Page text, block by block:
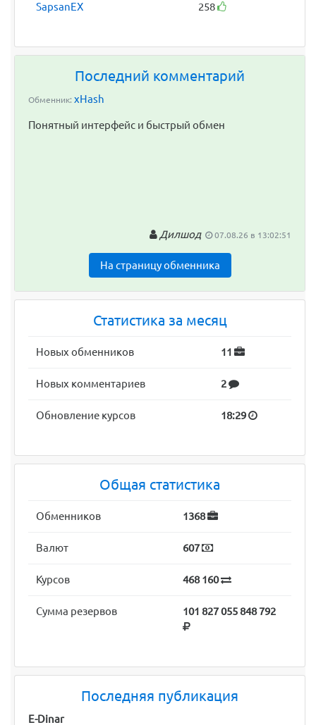
SapsanEX 258
Последний комментарий
Обменник: xHash
Понятный интерфейс и быстрый обмен
Дилшод 07.08.26 в 13:02:51
На страницу обменника
Статистика за месяц
Новых обменников 11
Новых комментариев 2
Обновление курсов 18:29
Общая статистика
Обменников 1368
Валют 607
Курсов 468 160
Сумма резервов 101 827 055 848 792
Последняя публикация
E-Dinar